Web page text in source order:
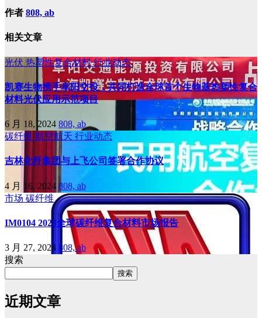
作者 808, ab
相关文章
光伏 热塑性复合材料行业动态
凯赛生物携手阜阳交投，共同打造全球首个生物基热塑性复合
材料光伏应用示范项目
6 月 18, 2024 808, ab
碳纤维 航空航天 行业动态
吉林化纤集团与上飞公司签署合作协议
4 月 16, 2024 808, ab
市场 碳纤维
IM0104 2023全球碳纤维复合材料市场报告
3 月 27, 2024 808, ab
搜索
搜索
近期文章